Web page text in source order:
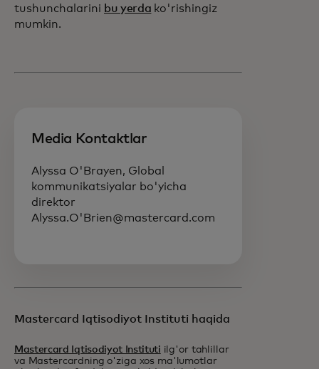
tushunchalarini bu yerda ko'rishingiz
mumkin.
Media Kontaktlar
Alyssa O'Brayen, Global
kommunikatsiyalar bo'yicha
direktor
Alyssa.O'Brien@mastercard.com
Mastercard Iqtisodiyot Instituti haqida
Mastercard Iqtisodiyot Instituti ilg'or tahlillar
va Mastercardning o'ziga xos ma'lumotlar